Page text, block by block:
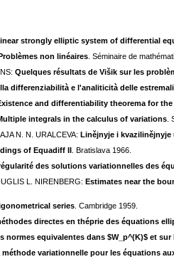
strongly elliptic system of differential
Problèmes non linéaires . Séminaire de
Quelques résultats de Višik sur les
differenziabilità e l'analiticità delle
and differentiability theorema for
integrals in the calculus of variations
N. N. URALCEVA: Linějnyje i
of Equadiff II
. Bratislava 1966.
des solutions variationnelles des
L. NIRENBERG: Estimates near the
series . Cambridge 1959.
directes en théprie des équations
normes equivalentes dans $W_p^(K)$ et
méthode variationnelle pour les équations